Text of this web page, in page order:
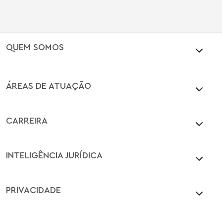
QUEM SOMOS
ÁREAS DE ATUAÇÃO
CARREIRA
INTELIGÊNCIA JURÍDICA
PRIVACIDADE